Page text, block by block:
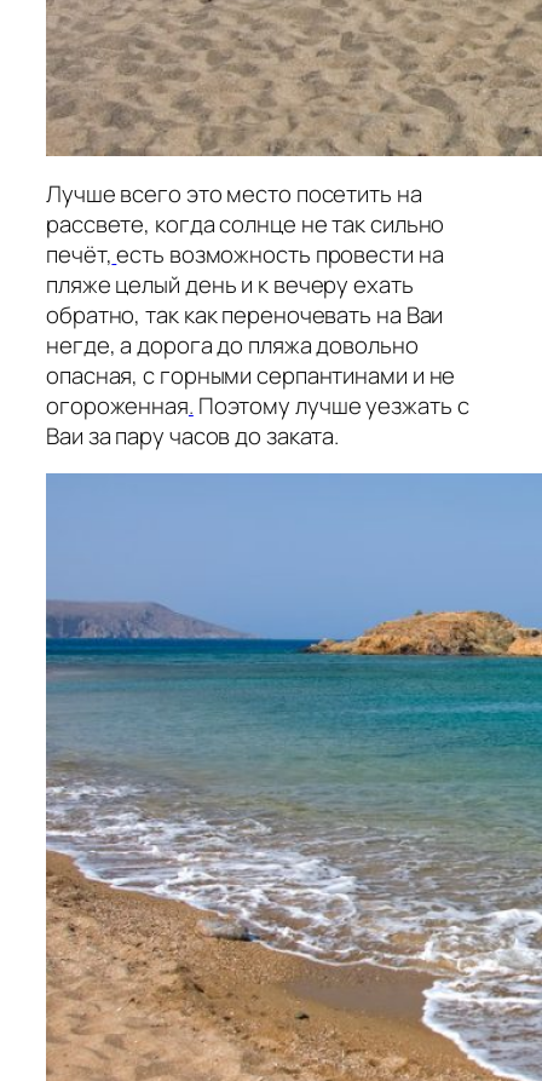
Лучше всего это место посетить на
рассвете, когда солнце не так сильно
печёт, есть возможность провести на
пляже целый день и к вечеру ехать
обратно, так как переночевать на Ваи
негде, а дорога до пляжа довольно
опасная, с горными серпантинами и не
огороженная. Поэтому лучше уезжать с
Ваи за пару часов до заката.